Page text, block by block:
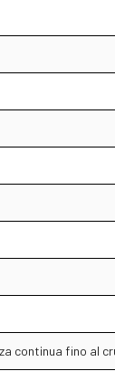
continua fino al